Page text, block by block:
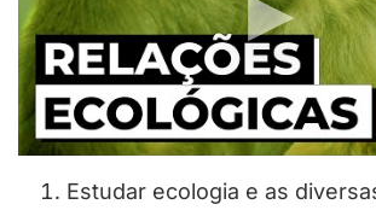
Estudar ecologia e as